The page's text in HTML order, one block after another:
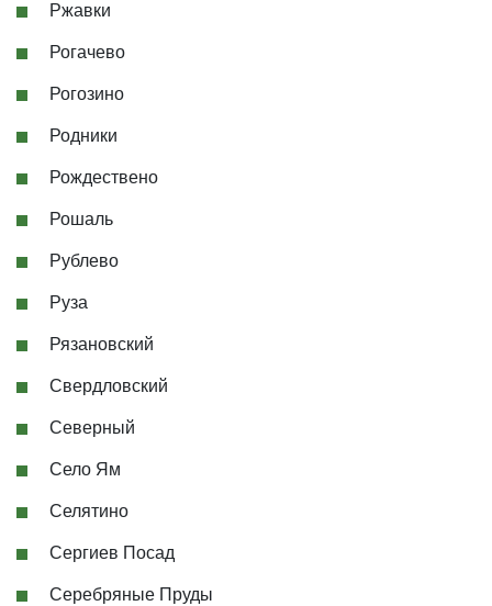
Ржавки
Рогачево
Рогозино
Родники
Рождествено
Рошаль
Рублево
Руза
Рязановский
Свердловский
Северный
Село Ям
Селятино
Сергиев Посад
Серебряные Пруды